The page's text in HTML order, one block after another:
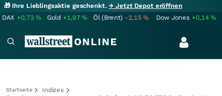
🎁 Ihre Lieblingsaktie geschenkt.→ Jetzt Depot eröffnen
DAX +0,73% Gold +1,97% Öl (Brent) -2,15% Dow Jones +0,14%
Startseite
Indizes